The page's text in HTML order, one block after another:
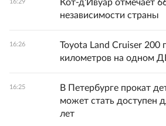
16:29
Кот-д'Ивуар отмечает
независимости страны
16:26
Toyota Land Cruiser 200
километров на одном
16:25
В Петербурге прокат
может стать доступен
лет